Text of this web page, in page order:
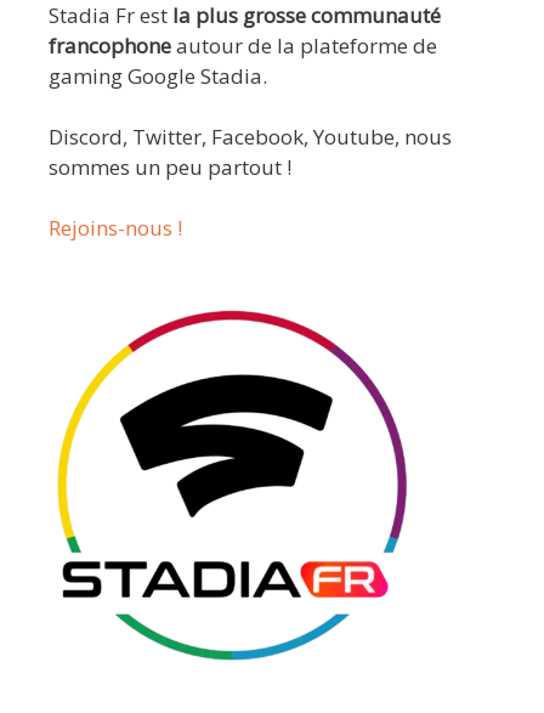
Stadia Fr est la plus grosse communauté
francophoneautour de la plateforme de
gaming Google Stadia.
Discord, Twitter, Facebook, Youtube, nous
sommes un peu partout !
Rejoins-nous !